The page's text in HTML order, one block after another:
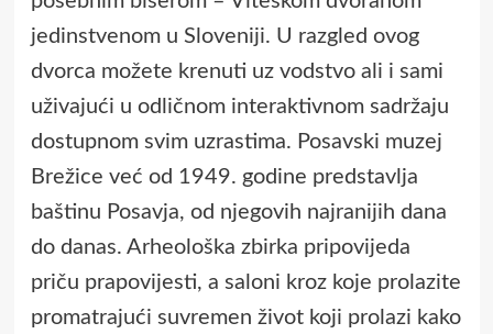
jedinstvenom u Sloveniji. U razgled ovog
dvorca možete krenuti uz vodstvo ali i sami
uživajući u odličnom interaktivnom sadržaju
dostupnom svim uzrastima. Posavski muzej
Brežice već od 1949. godine predstavlja
baštinu Posavja, od njegovih najranijih dana
do danas. Arheološka zbirka pripovijeda
priču prapovijesti, a saloni kroz koje prolazite
promatrajući suvremen život koji prolazi kako